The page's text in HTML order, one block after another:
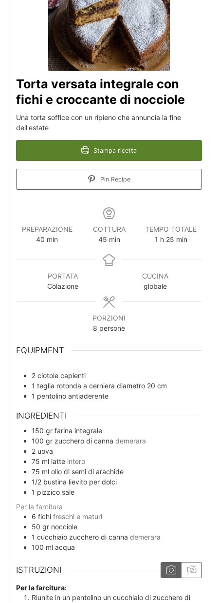
Torta versata integrale con
fichi e croccante di nocciole
Una torta soffice con un ripieno che annuncia la fine
dell'estate
Stampa ricetta
Pin Recipe
PREPARAZIONE
40 min
COTTURA
45 min
TEMPO TOTALE
1 h 25 min
PORTATA
Colazione
CUCINA
globale
PORZIONI
8 persone
EQUIPMENT
2 ciotolecapienti
1 teglia rotonda a cernieradiametro 20 cm
1 pentolinoantiaderente
INGREDIENTI
150 gr farina integrale
100 gr zucchero di canna demerara
2 uova
75 ml latte intero
75 ml olio di semi di arachide
1/2 bustina lievito per dolci
1 pizzico sale
Per la farcitura
6 fichifreschi e maturi
50 gr nocciole
1 cucchiaio zucchero di canna demerara
100 ml acqua
ISTRUZIONI
Per la farcitura:
Riunite in un pentolino un cucchiaio di zucchero di